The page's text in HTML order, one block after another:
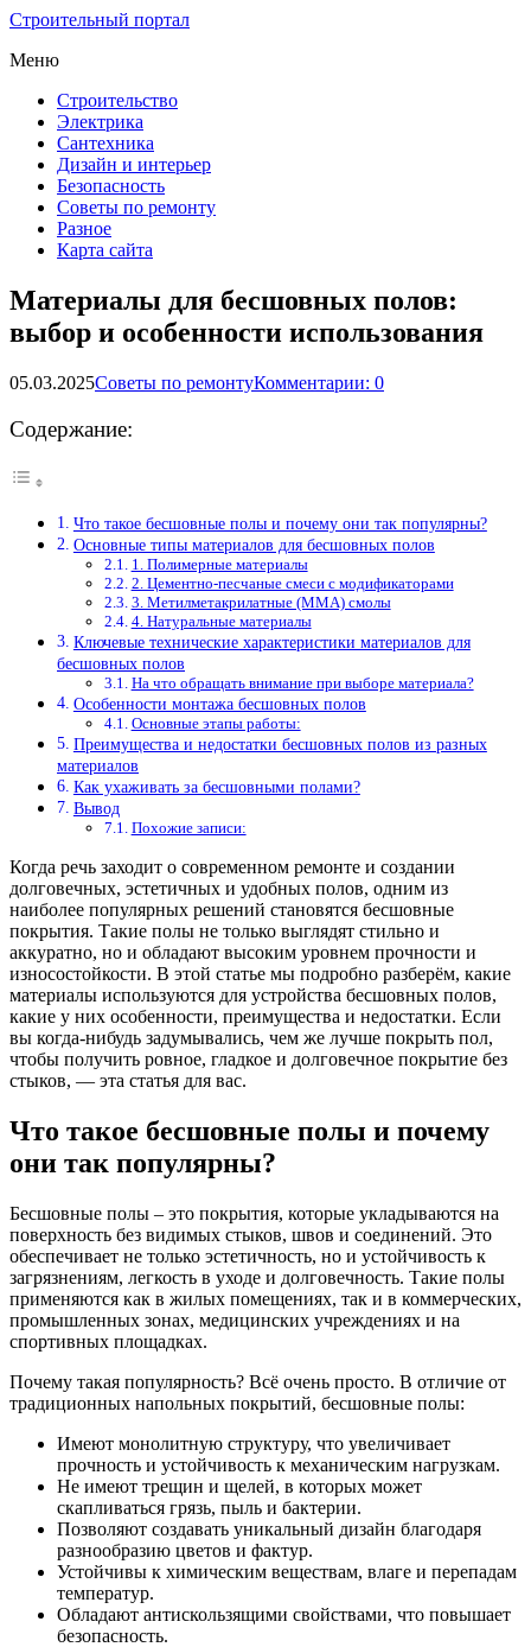
Строительный портал
Меню
Строительство
Электрика
Сантехника
Дизайн и интерьер
Безопасность
Советы по ремонту
Разное
Карта сайта
Материалы для бесшовных полов:
выбор и особенности использования
05.03.2025Советы по ремонтуКомментарии: 0
Содержание:
Что такое бесшовные полы и почему они так популярны?
Основные типы материалов для бесшовных полов
1. Полимерные материалы
2. Цементно-песчаные смеси с модификаторами
3. Метилметакрилатные (ММА) смолы
4. Натуральные материалы
Ключевые технические характеристики материалов для
бесшовных полов
На что обращать внимание при выборе материала?
Особенности монтажа бесшовных полов
Основные этапы работы:
Преимущества и недостатки бесшовных полов из разных
материалов
Как ухаживать за бесшовными полами?
Вывод
Похожие записи:
Когда речь заходит о современном ремонте и создании
долговечных, эстетичных и удобных полов, одним из
наиболее популярных решений становятся бесшовные
покрытия. Такие полы не только выглядят стильно и
аккуратно, но и обладают высоким уровнем прочности и
износостойкости. В этой статье мы подробно разберём, какие
материалы используются для устройства бесшовных полов,
какие у них особенности, преимущества и недостатки. Если
вы когда-нибудь задумывались, чем же лучше покрыть пол,
чтобы получить ровное, гладкое и долговечное покрытие без
стыков, — эта статья для вас.
Что такое бесшовные полы и почему
они так популярны?
Бесшовные полы – это покрытия, которые укладываются на
поверхность без видимых стыков, швов и соединений. Это
обеспечивает не только эстетичность, но и устойчивость к
загрязнениям, легкость в уходе и долговечность. Такие полы
применяются как в жилых помещениях, так и в коммерческих,
промышленных зонах, медицинских учреждениях и на
спортивных площадках.
Почему такая популярность? Всё очень просто. В отличие от
традиционных напольных покрытий, бесшовные полы:
Имеют монолитную структуру, что увеличивает
прочность и устойчивость к механическим нагрузкам.
Не имеют трещин и щелей, в которых может
скапливаться грязь, пыль и бактерии.
Позволяют создавать уникальный дизайн благодаря
разнообразию цветов и фактур.
Устойчивы к химическим веществам, влаге и перепадам
температур.
Обладают антискользящими свойствами, что повышает
безопасность.